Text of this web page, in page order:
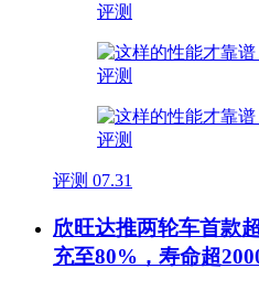
评测 07.31
欣旺达推两轮车首款
充至80%，寿命超